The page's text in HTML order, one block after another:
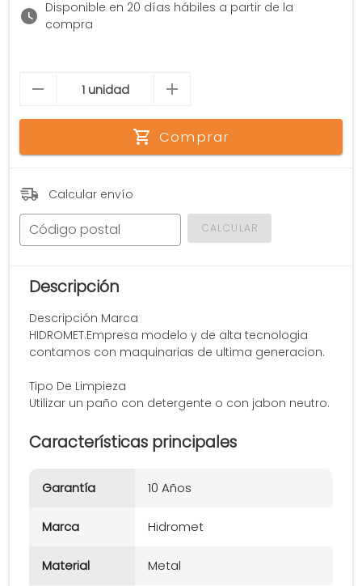
Disponible en 20 días hábiles a partir de la
compra
Comprar
Calcular envío
Código postal CALCULAR
Descripción
Descripción Marca
HIDROMET.Empresa modelo y de alta tecnologia
contamos con maquinarias de ultima generacion.
Tipo De Limpieza
Utilizar un paño con detergente o con jabon neutro.
Características principales
Garantía 10 Años
Marca Hidromet
Material
Metal